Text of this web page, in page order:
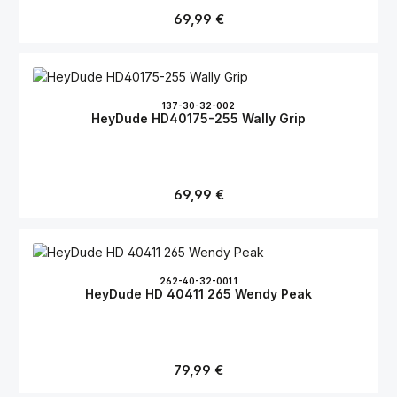
Regulärer Preis:
69,99 €
137-30-32-002
HeyDude HD40175-255 Wally Grip
Regulärer Preis:
69,99 €
262-40-32-001.1
HeyDude HD 40411 265 Wendy Peak
Regulärer Preis:
79,99 €